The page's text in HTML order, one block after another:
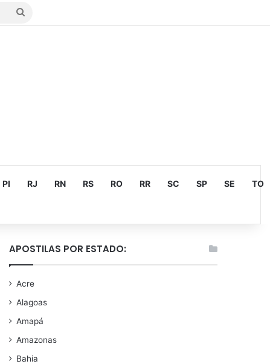
Procurar
PI RJ RN RS RO RR SC SP SE TO
APOSTILAS POR ESTADO:
Acre
Alagoas
Amapá
Amazonas
Bahia